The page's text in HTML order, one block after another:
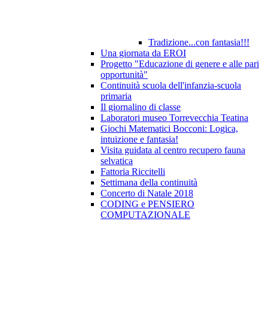
Tradizione...con fantasia!!!
Una giornata da EROI
Progetto "Educazione di genere e alle pari
opportunità"
Continuità scuola dell'infanzia-scuola
primaria
Il giornalino di classe
Laboratori museo Torrevecchia Teatina
Giochi Matematici Bocconi: Logica,
intuizione e fantasia!
Visita guidata al centro recupero fauna
selvatica
Fattoria Riccitelli
Settimana della continuità
Concerto di Natale 2018
CODING e PENSIERO
COMPUTAZIONALE